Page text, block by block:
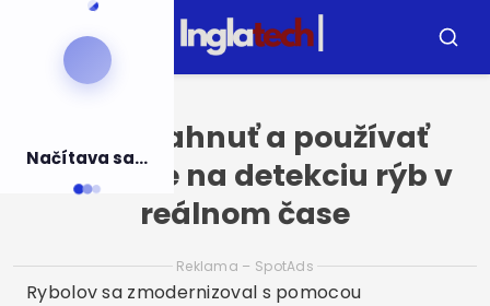
Načítava sa...
Ako stiahnuť a používať
aplikácie na detekciu rýb v
reálnom čase
Reklama – SpotAds
Rybolov sa zmodernizoval s pomocou